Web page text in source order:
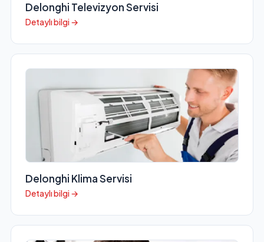
Delonghi Televizyon Servisi
Detaylı bilgi →
Delonghi Klima Servisi
Detaylı bilgi →